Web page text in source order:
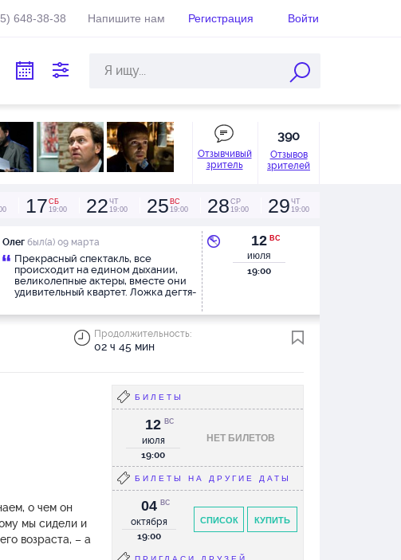
648-38-38 Напишите нам Регистрация Войти
Отзывчивый
зритель
390
Отзывов
зрителей
17 СБ
19:00
22 ЧТ
19:00
25 ВС
19:00
28 СР
19:00
29 ЧТ
19:00
Олег был(а) 09 марта
Прекрасный спектакль, все
происходит на едином дыхании,
великолепные актеры, вместе они
удивительный квартет. Ложка дегтя-
неудобен и изношен
12 ВС
июля
19:00
Продолжительность:
02 ч 45 мин
о чем он
мы сидели и
возраста, – а
БИЛЕТЫ
НЕТ БИЛЕТОВ
12
июля
ВС
19:00
БИЛЕТЫ НА ДРУГИЕ ДАТЫ
КУПИТЬ
СПИСОК
04
октября
ВС
19:00